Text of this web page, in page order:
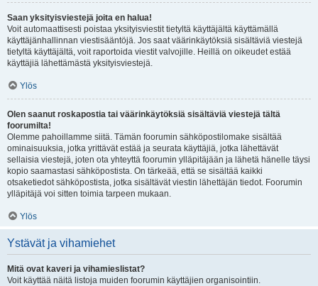
Saan yksityisviestejä joita en halua!
Voit automaattisesti poistaa yksityisviestit tietyltä käyttäjältä käyttämällä
käyttäjänhallinnan viestisääntöjä. Jos saat väärinkäytöksiä sisältäviä viestejä
tietyltä käyttäjältä, voit raportoida viestit valvojille. Heillä on oikeudet estää
käyttäjiä lähettämästä yksityisviestejä.
Ylös
Olen saanut roskapostia tai väärinkäytöksiä sisältäviä viestejä tältä
foorumilta!
Olemme pahoillamme siitä. Tämän foorumin sähköpostilomake sisältää
ominaisuuksia, jotka yrittävät estää ja seurata käyttäjiä, jotka lähettävät
sellaisia viestejä, joten ota yhteyttä foorumin ylläpitäjään ja lähetä hänelle täysi
kopio saamastasi sähköpostista. On tärkeää, että se sisältää kaikki
otsaketiedot sähköpostista, jotka sisältävät viestin lähettäjän tiedot. Foorumin
ylläpitäjä voi sitten toimia tarpeen mukaan.
Ylös
Ystävät ja vihamiehet
Mitä ovat kaveri ja vihamieslistat?
Voit käyttää näitä listoja muiden foorumin käyttäjien organisointiin.